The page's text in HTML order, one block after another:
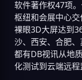
软件著作权47项
枢纽和会展中心
裸眼3D大屏达到
沙、西安、合肥、
都有DB视讯从地
化测试到云端远程